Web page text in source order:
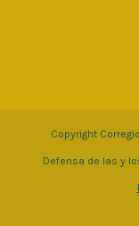
Copyright
Defensa de las y